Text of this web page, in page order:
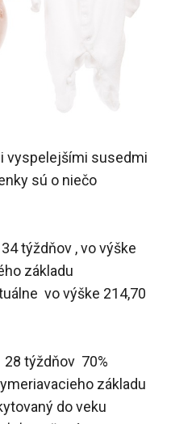
vyspelejšími susedmi
sú o niečo
týždňov , vo výške
základu
vo výške 214,70
28 týždňov 70%
základu
do veku